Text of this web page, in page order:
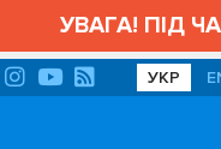
УВАГА! ПІД ЧАС
УКР